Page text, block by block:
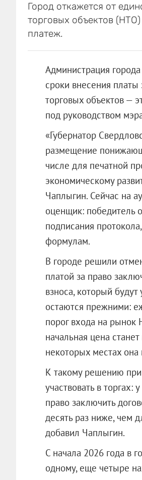
Город откажется от
торговых объектов
платеж.
Администрация
сроки внесения
торговых объектов —
под руководством
«Губернатор
размещение
числе для печатной
экономическому
Чаплыгин. Сейчас на
оценщик: победитель
подписания
формулам.
В городе решили
платой за право
взноса, который
остаются прежними:
порог входа на
начальная цена
некоторых местах
К такому решению
участвовать в
право заключить
десять раз ниже, чем
добавил Чаплыгин.
С начала 2026 года в
одному, еще четыре